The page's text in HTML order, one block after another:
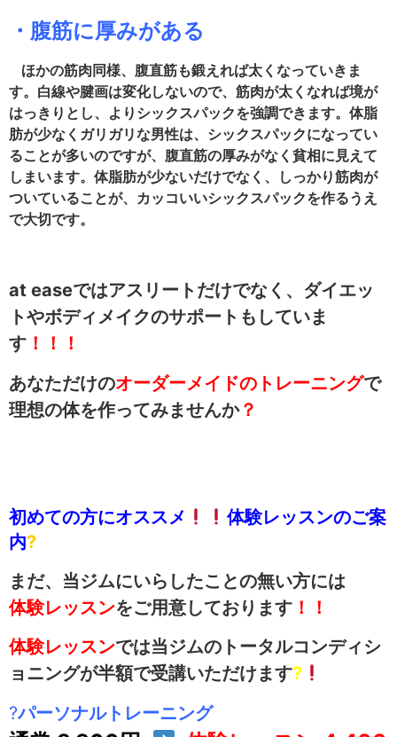
・腹筋に厚みがある
ほかの筋肉同様、腹直筋も鍛えれば太くなっていきま
す。白線や腱画は変化しないので、筋肉が太くなれば境が
はっきりとし、よりシックスパックを強調できます。体脂
肪が少なくガリガリな男性は、シックスパックになってい
ることが多いのですが、腹直筋の厚みがなく貧相に見えて
しまいます。体脂肪が少ないだけでなく、しっかり筋肉が
ついていることが、カッコいいシックスパックを作るうえ
で大切です。
at easeではアスリートだけでなく、ダイエッ
トやボディメイクのサポートもしていま
す ！！！
あなただけのオーダーメイドのトレーニングで
理想の体を作ってみませんか？
初めての方にオススメ
体験レッスンのご案
内?
まだ、当ジムにいらしたことの無い方には
体験レッスンをご用意しております ！！
体験レッスンでは当ジムのトータルコンディシ
ョニングが半額で受講いただけます?
?パーソナルトレーニング